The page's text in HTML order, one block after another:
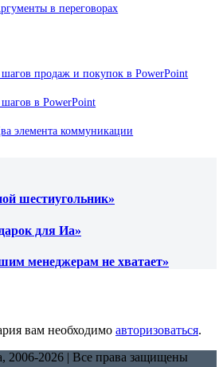
в переговорах
шагов продаж и покупок в PowerPoint
в PowerPoint
элемента коммуникации
шестиугольник»
для Иа»
менеджерам не хватает»
вам необходимо авторизоваться.
2006-2026 | Все права защищены